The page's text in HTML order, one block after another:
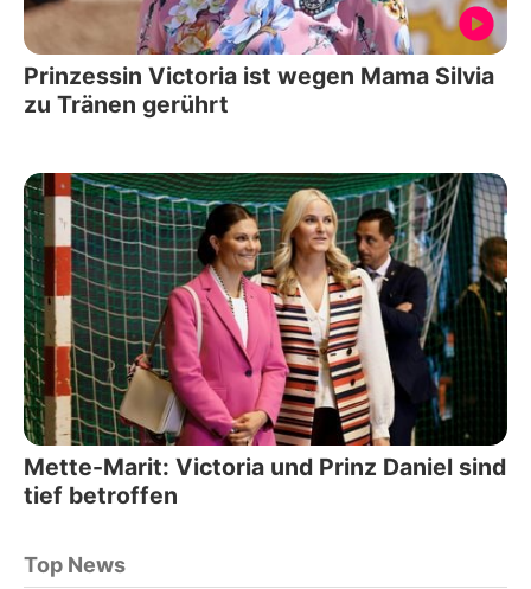
Prinzessin Victoria ist wegen Mama Silvia
zu Tränen gerührt
Mette-Marit: Victoria und Prinz Daniel sind
tief betroffen
Top News